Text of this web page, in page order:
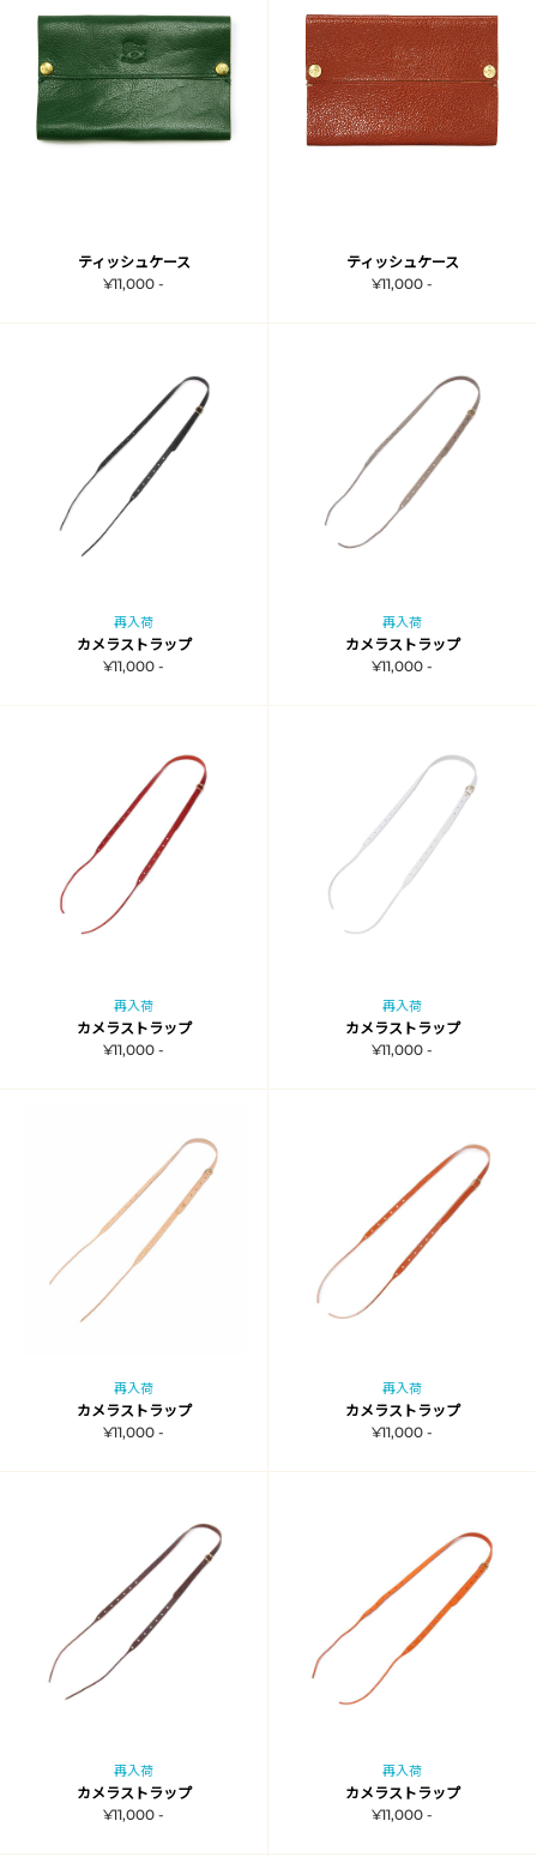
ティッシュケース
¥11,000 -
ティッシュケース
¥11,000 -
再入荷
カメラストラップ
¥11,000 -
再入荷
カメラストラップ
¥11,000 -
再入荷
カメラストラップ
¥11,000 -
再入荷
カメラストラップ
¥11,000 -
再入荷
カメラストラップ
¥11,000 -
再入荷
カメラストラップ
¥11,000 -
再入荷
カメラストラップ
¥11,000 -
再入荷
カメラストラップ
¥11,000 -